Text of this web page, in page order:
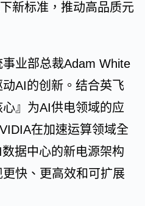
新标准，推动高品质元
业部总裁Adam White
AI的创新。结合英飞
』为AI供电领域的应
在加速运算领域全
据中心的新电源架构
快、更高效和可扩展